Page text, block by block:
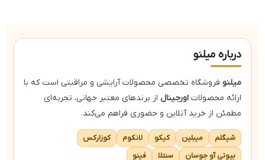
درباره میلنو
میلنو فروشگاه تخصصی محصولات آرایشی و مراقبتی است که با
ارائه محصولات اورجینال از برندهای معتبر جهانی، تجربه‌ای
مطمئن از خرید آنلاین و حضوری فراهم می‌کند.
شیگلم میبلین کیکو لانکوم
کوزارکس
بیوتی آو جوسان
سنتلا فینو